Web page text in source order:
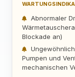
Abnormaler
Blockade an)
Pumpen und
mechanischen